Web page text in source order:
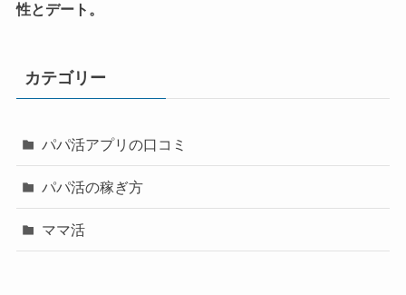
性とデート。
カテゴリー
パパ活アプリの口コミ
パパ活の稼ぎ方
ママ活